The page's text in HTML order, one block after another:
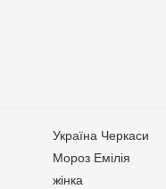
Україна Черкаси
Мороз Емілія
жінка